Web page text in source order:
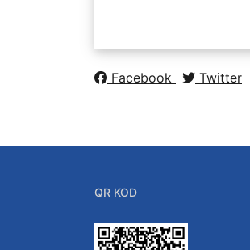
Facebook Twitter
QR KOD